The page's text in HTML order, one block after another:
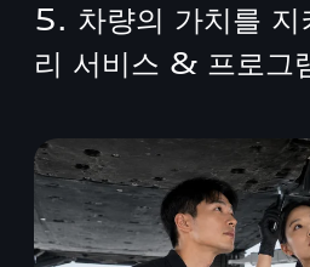
5. 차량의 가치를 지
리 서비스 & 프로그